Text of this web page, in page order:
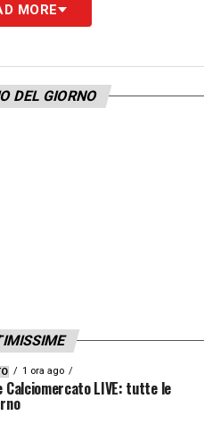
COMPLETO DELLA
NOSTRE TOP NEWS
MORE
DEL GIORNO
1 ora ago
Calciomercato LIVE: tutte le